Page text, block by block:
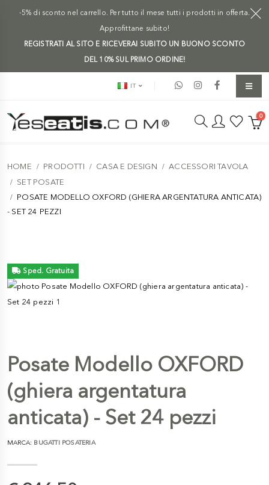
-5% di sconto nel carrello. Per tutto il mese tutti i prodotti in offerta.
Approfittane subito!
REGISTRATI AL SITO E RICEVERAI SUBITO UN BUONO SCONTO
DEL 10% SUL PRIMO ORDINE!
IT
0
HOME PRODOTTI CASA E DESIGN
ACCESSORI TAVOLA
SET POSATE
POSATE MODELLO OXFORD (GHIERA ARGENTATURA ANTICATA)
- SET 24 PEZZI
Sped. Gratuita
Posate Modello OXFORD
(ghiera argentatura
anticata) - Set 24 pezzi
MARCA: BUGATTI POSATERIA